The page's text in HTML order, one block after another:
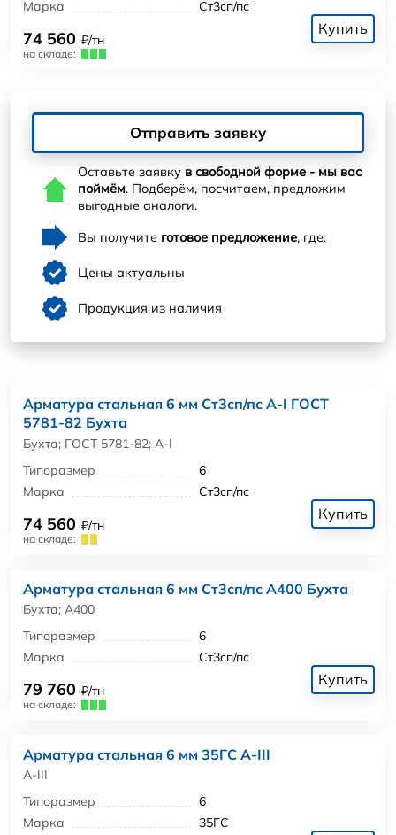
Марка Ст3сп/пс
74 560 ₽/тн
на складе:
Купить
Отправить заявку
Оставьте заявку в свободной форме - мы вас
поймём. Подберём, посчитаем, предложим
выгодные аналоги.
Вы получите готовое предложение, где:
Цены актуальны
Продукция из наличия
Арматура стальная 6 мм Ст3сп/пс А-I ГОСТ
5781-82 Бухта
Бухта; ГОСТ 5781-82; А-I
Типоразмер
6
Марка
Ст3сп/пс
74 560 ₽/тн
на складе:
Купить
Арматура стальная 6 мм Ст3сп/пс А400 Бухта
Бухта; А400
Типоразмер
6
Марка
Ст3сп/пс
79 760 ₽/тн
на складе:
Купить
Арматура стальная 6 мм 35ГС А-III
А-III
Типоразмер
6
Марка
35ГС